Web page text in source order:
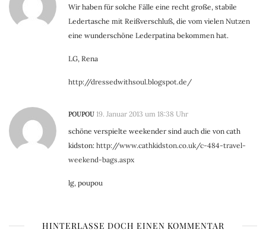
Wir haben für solche Fälle eine recht große, stabile
Ledertasche mit Reißverschluß, die vom vielen Nutzen
eine wunderschöne Lederpatina bekommen hat.
LG, Rena
http://dressedwithsoul.blogspot.de/
POUPOU 19. Januar 2013 um 18:38 Uhr
schöne verspielte weekender sind auch die von cath
kidston: http://www.cathkidston.co.uk/c-484-travel-
weekend-bags.aspx
lg, poupou
HINTERLASSE DOCH EINEN KOMMENTAR